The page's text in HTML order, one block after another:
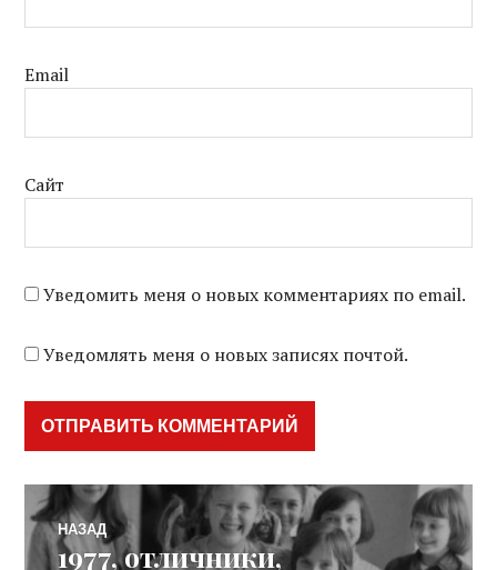
Email
Сайт
Уведомить меня о новых комментариях по email.
Уведомлять меня о новых записях почтой.
Навигация
НАЗАД
Предыдущая
1977, отличники,